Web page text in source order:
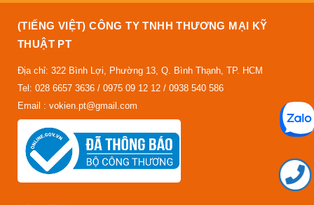
(TIẾNG VIỆT) CÔNG TY TNHH THƯƠNG MẠI KỸ
THUẬT PT
Địa chỉ: 322 Bình Lợi, Phường 13, Q. Bình Thạnh, TP. HCM
Tel: 028 6657 3636 / 0975 09 12 12 / 0938 540 586
Email : vokien.pt@gmail.com